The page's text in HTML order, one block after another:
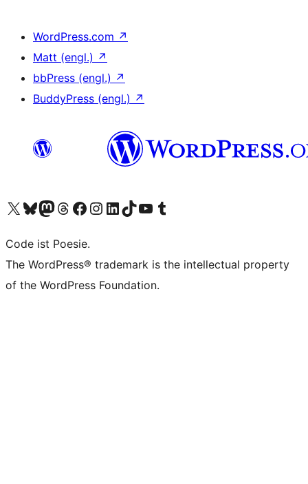
WordPress.com ↗
Matt (engl.) ↗
bbPress (engl.) ↗
BuddyPress (engl.) ↗
Das X-Konto (früher Twitter) von WordPress.org besuchen
Das Bluesky-Konto von WordPress.org besuchen
Das Mastodon-Konto von WordPress.org besuchen
Das Threads-Konto von WordPress.org besuchen
Die Facebook-Seite von WordPress.org besuchen
Das Instagram-Konto von WordPress.org besuchen
Das LinkedIn-Konto von WordPress.org besuchen
Das TikTok-Konto von WordPress.org besuchen
Den YouTube-Kanal von WordPress.org besuchen
Das Tumblr-Konto von WordPress.org besuchen
Code ist Poesie.
The WordPress® trademark is the intellectual property
of the WordPress Foundation.